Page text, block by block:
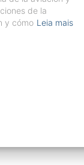
de la
y cómo Leia mais